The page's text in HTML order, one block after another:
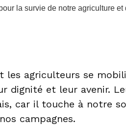
la survie de notre agriculture
les agriculteurs se
dignité et leur avenir.
car il touche à notre
campagnes.